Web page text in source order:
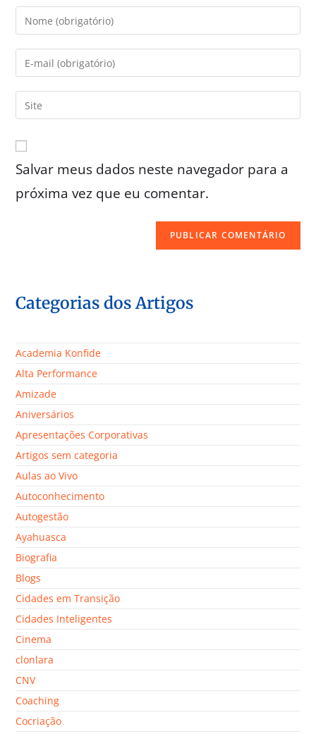
Salvar meus dados neste navegador para a
próxima vez que eu comentar.
Categorias dos Artigos
Academia Konfide
Alta Performance
Amizade
Aniversários
Apresentações Corporativas
Artigos sem categoria
Aulas ao Vivo
Autoconhecimento
Autogestão
Ayahuasca
Biografia
Blogs
Cidades em Transição
Cidades Inteligentes
Cinema
clonlara
CNV
Coaching
Cocriação